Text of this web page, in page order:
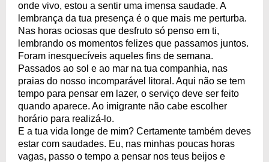
onde vivo, estou a sentir uma imensa saudade. A
lembrança da tua presença é o que mais me perturba.
Nas horas ociosas que desfruto só penso em ti,
lembrando os momentos felizes que passamos juntos.
Foram inesquecíveis aqueles fins de semana.
Passados ao sol e ao mar na tua companhia, nas
praias do nosso incomparável litoral. Aqui não se tem
tempo para pensar em lazer, o serviço deve ser feito
quando aparece. Ao imigrante não cabe escolher
horário para realizá-lo.
E a tua vida longe de mim? Certamente também deves
estar com saudades. Eu, nas minhas poucas horas
vagas, passo o tempo a pensar nos teus beijos e